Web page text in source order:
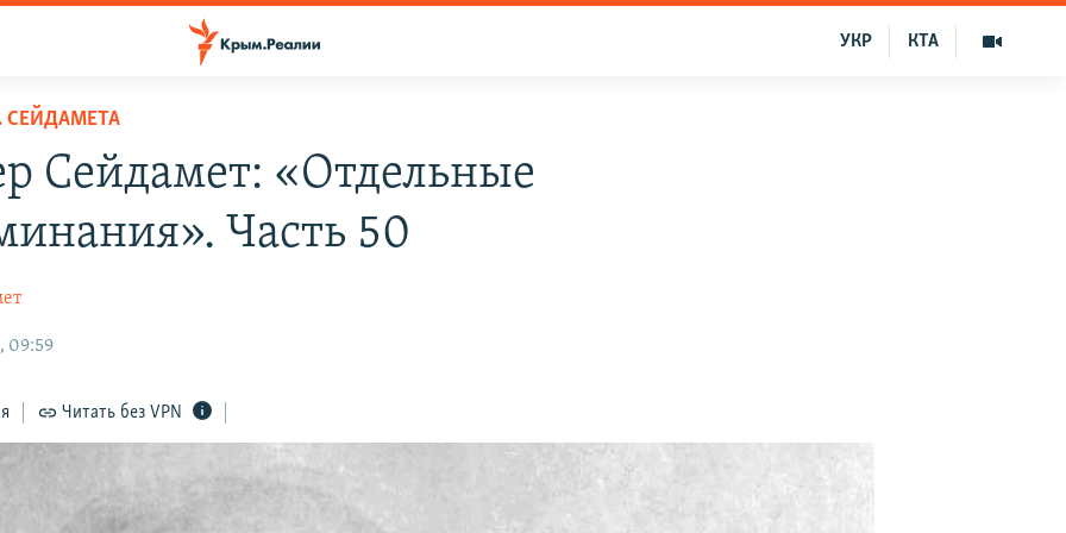
КТА
УКР
Сейдамет: «Отдельные
Часть 50
09:59
Читать без VPN